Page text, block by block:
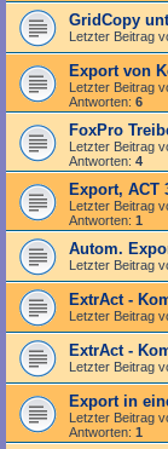
GridCopy
Letzter Beitrag
Export von
Letzter Beitrag
Antworten: 6
FoxPro
Letzter Beitrag
Antworten: 4
Export, ACT
Letzter Beitrag
Antworten: 1
Autom.
Letzter Beitrag
ExtrAct -
Letzter Beitrag
ExtrAct -
Letzter Beitrag
Export in
Letzter Beitrag
Antworten: 1